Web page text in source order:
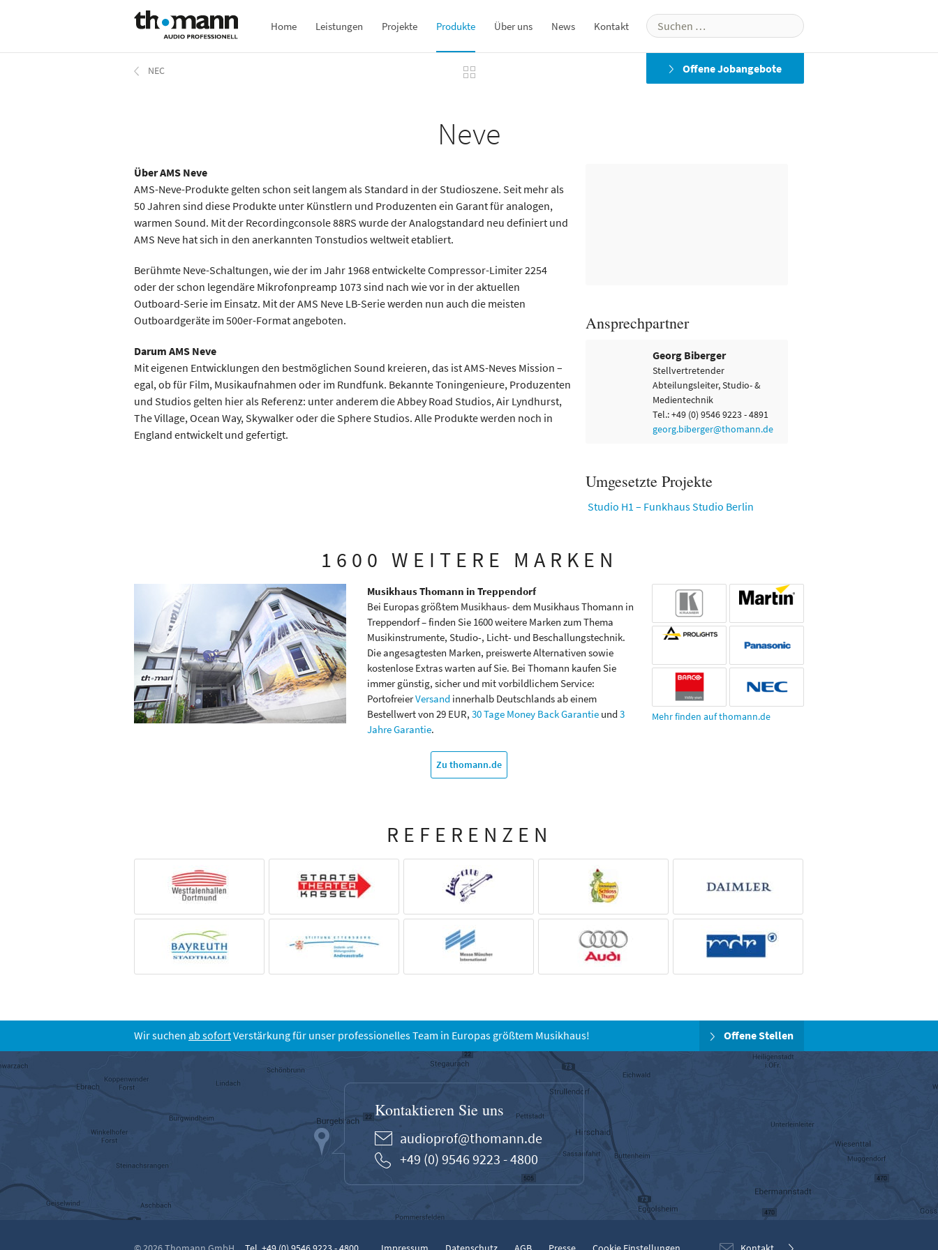
Suchen
nach:
Offene Jobangebote
Inhalt
Home Leistungen Projekte Produkte Über uns News Kontakt
NEC Panasonic
Neve
Über AMS Neve
AMS-Neve-Produkte gelten schon seit langem als Standard in der Studioszene. Seit mehr als
50 Jahren sind diese Produkte unter Künstlern und Produzenten ein Garant für analogen,
warmen Sound. Mit der Recordingconsole 88RS wurde der Analogstandard neu definiert und
AMS Neve hat sich in den anerkannten Tonstudios weltweit etabliert.
Berühmte Neve-Schaltungen, wie der im Jahr 1968 entwickelte Compressor-Limiter 2254
oder der schon legendäre Mikrofonpreamp 1073 sind nach wie vor in der aktuellen
Outboard-Serie im Einsatz. Mit der AMS Neve LB-Serie werden nun auch die meisten
Outboardgeräte im 500er-Format angeboten.
Darum AMS Neve
Mit eigenen Entwicklungen den bestmöglichen Sound kreieren, das ist AMS-Neves Mission –
egal, ob für Film, Musikaufnahmen oder im Rundfunk. Bekannte Toningenieure, Produzenten
und Studios gelten hier als Referenz: unter anderem die Abbey Road Studios, Air Lyndhurst,
The Village, Ocean Way, Skywalker oder die Sphere Studios. Alle Produkte werden noch in
England entwickelt und gefertigt.
Ansprechpartner
Georg Biberger
Stellvertretender
Abteilungsleiter, Studio- &
Medientechnik
Tel.: +49 (0) 9546 9223 - 4891
georg.biberger@thomann.de
Umgesetzte Projekte
Studio H1 – Funkhaus Studio Berlin
1600 WEITERE MARKEN
Musikhaus Thomann in Treppendorf
Bei Europas größtem Musikhaus- dem Musikhaus Thomann in
Treppendorf – finden Sie 1600 weitere Marken zum Thema
Musikinstrumente, Studio-, Licht- und Beschallungstechnik.
Die angesagtesten Marken, preiswerte Alternativen sowie
kostenlose Extras warten auf Sie. Bei Thomann kaufen Sie
immer günstig, sicher und mit vorbildlichem Service:
PortofreierVersand innerhalb Deutschlands ab einem
Bestellwert von 29 EUR, 30 Tage Money Back Garantie und 3
Jahre Garantie.
Mehr finden auf thomann.de
Zu thomann.de
REFERENZEN
Wir suchen ab sofortVerstärkung für unser professionelles Team in Europas größtem Musikhaus! Offene Stellen
Kontaktieren Sie uns
audioprof@thomann.de
+49 (0) 9546 9223 - 4800